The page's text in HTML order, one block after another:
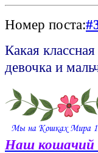
Номер поста:
Какая
девочка и
Наш кошачий